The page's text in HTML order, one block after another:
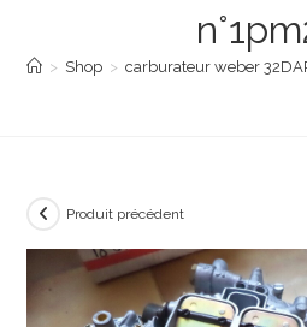
> Shop > carburateur weber
Produit précédent